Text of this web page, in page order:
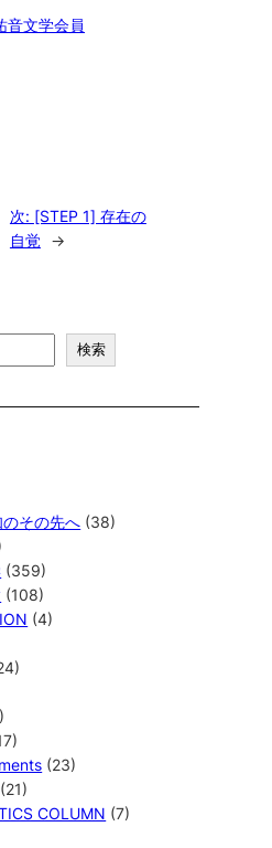
音文学会員
次: [STEP 1] 存在の
自覚
→
検索
その先へ (38)
(359)
(108)
(4)
(23)
(21)
COLUMN (7)